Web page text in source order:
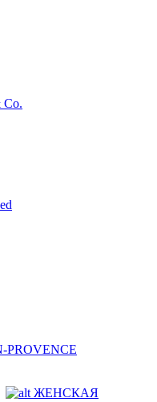
Co.
PROVENCE
ЖЕНСКАЯ